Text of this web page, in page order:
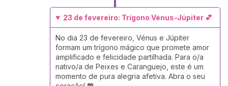
23 de fevereiro: Trígono Vénus-Júpiter 💕
No dia 23 de fevereiro, Vénus e Júpiter
formam um trígono mágico que promete amor
amplificado e felicidade partilhada. Para o/a
nativo/a de Peixes e Caranguejo, este é um
momento de pura alegria afetiva. Abra o seu